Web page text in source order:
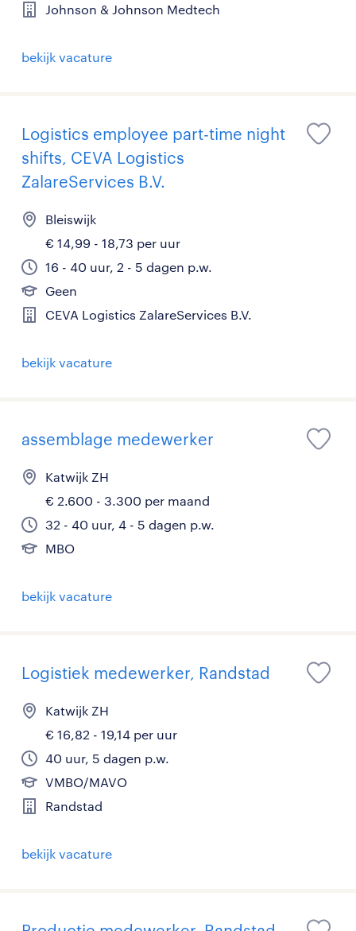
Johnson & Johnson Medtech
bekijk vacature
Logistics employee part-time night
shifts, CEVA Logistics
ZalareServices B.V.
Bleiswijk
€ 14,99 - 18,73 per uur
16 - 40 uur, 2 - 5 dagen p.w.
Geen
CEVA Logistics ZalareServices B.V.
bekijk vacature
assemblage medewerker
Katwijk ZH
€ 2.600 - 3.300 per maand
32 - 40 uur, 4 - 5 dagen p.w.
MBO
bekijk vacature
Logistiek medewerker, Randstad
Katwijk ZH
€ 16,82 - 19,14 per uur
40 uur, 5 dagen p.w.
VMBO/MAVO
Randstad
bekijk vacature